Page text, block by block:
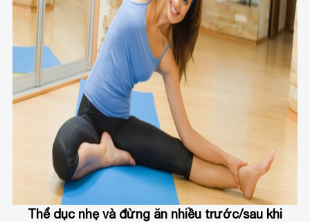
Thể dục nhẹ và đừng ăn nhiều trước/sau khi